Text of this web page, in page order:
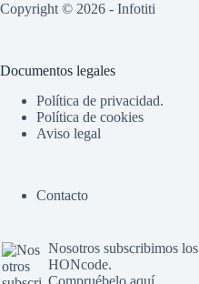
Copyright © 2026 - Infotiti
Documentos legales
Política de privacidad.
Política de cookies
Aviso legal
Contacto
Nosotros subscribimos los
HONcode.
Compruébelo aquí.